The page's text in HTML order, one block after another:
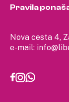
Nova cesta 4,
e-mail:
Pravila